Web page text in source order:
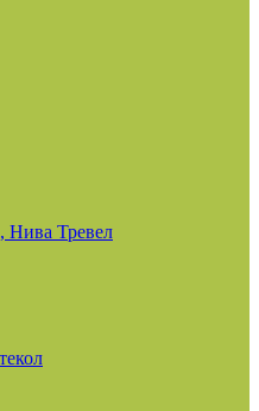
Нива Тревел